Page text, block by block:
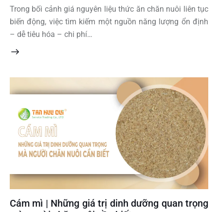
Trong bối cảnh giá nguyên liệu thức ăn chăn nuôi liên tục
biến động, việc tìm kiếm một nguồn năng lượng ổn định
– dễ tiêu hóa – chi phí…
Cám mì | Những giá trị dinh dưỡng quan trọng